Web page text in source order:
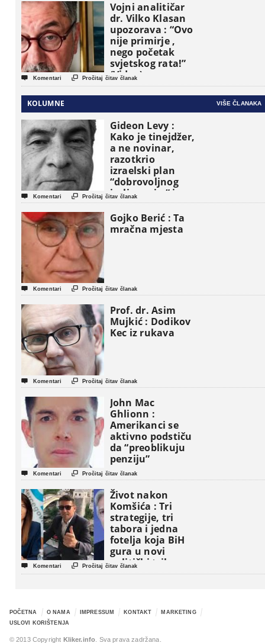
Vojni analitičar
dr. Vilko Klasan
upozorava : “Ovo
nije primirje ,
nego početak
svjetskog rata!”
(Video)
 Komentari  Pročitaj čitav članak
KOLUMNE VIŠE ČLANAKA
Gideon Levy :
Kako je tinejdžer,
a ne novinar,
razotkrio
izraelski plan
“dobrovoljnog
iseljavanja ” iz
Gaze
 Komentari  Pročitaj čitav članak
Gojko Berić : Ta
mračna mjesta
 Komentari  Pročitaj čitav članak
Prof. dr. Asim
Mujkić : Dodikov
Kec iz rukava
 Komentari  Pročitaj čitav članak
John Mac
Ghlionn :
Amerikanci se
aktivno podstiču
da “preoblikuju
penziju”
 Komentari  Pročitaj čitav članak
Život nakon
Komšića : Tri
strategije, tri
tabora i jedna
fotelja koja BiH
gura u novi
politički triler
 Komentari  Pročitaj čitav članak
POČETNA O NAMA IMPRESSUM KONTAKT
MARKETING
USLOVI KORIŠTENJA
© 2013 Copyright Kliker.info . Sva prava zadržana.